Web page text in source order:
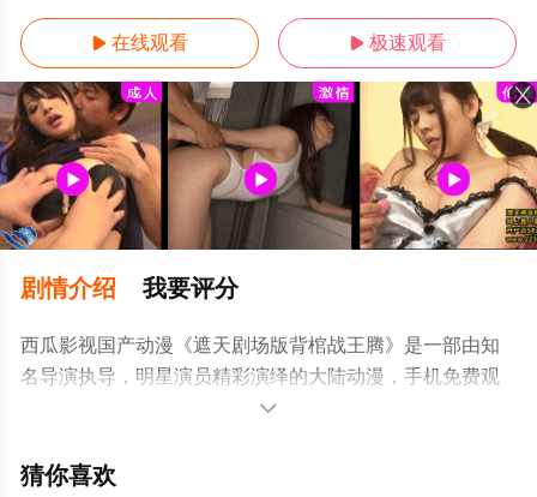
 在线观看  极速观看
剧情介绍 我要评分
西瓜影视国产动漫《遮天剧场版背棺战王腾》是一部由知
名导演执导，明星演员精彩演绎的大陆动漫，手机免费观
看高清无删减完整版动漫全集就上西瓜影院，更多相关信

猜你喜欢